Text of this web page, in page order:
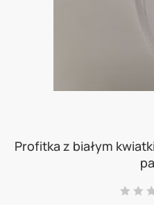
Profitka z białym